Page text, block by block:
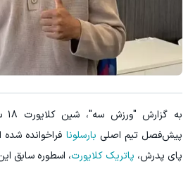
به
پیش‌فصل تیم اصلی بارسلونا فراخوانده
پای پدرش، پاتریک کلایورت، اسطوره سابق